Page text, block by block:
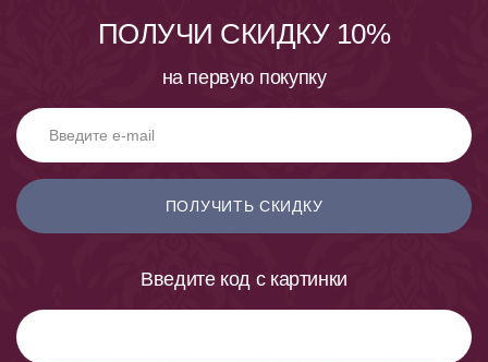
ПОЛУЧИ СКИДКУ 10%
на первую покупку
ПОЛУЧИТЬ СКИДКУ
Введите код с картинки